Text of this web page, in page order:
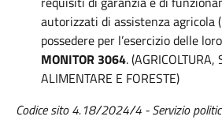
autorizzati di assistenza agricola
possedere per l’esercizio delle
MONITOR 3064. (AGRICOLTURA,
ALIMENTARE E FORESTE)
Codice sito 4.18/2024/4 - Servizio